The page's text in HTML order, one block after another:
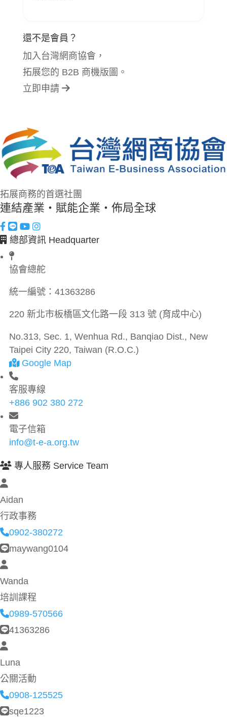
還不是會員？
加入台灣網商協會，
拓展您的 B2B 商機版圖。
立即申請
拓展商務的首選社團
連結產業・賦能企業・佈局全球
總部資訊 Headquarter
協會總舵
統一編號： 41363286
220 新北市板橋區文化路一段 313 號 (育成中心)
No.313, Sec. 1, Wenhua Rd., Banqiao Dist., New
Taipei City 220, Taiwan (R.O.C.)
Google Map
客服專線
+886 902 380 272
電子信箱
info@t-e-a.org.tw
專人服務 Service Team
Aidan
行政事務
0902-380272
maywang0104
Wanda
培訓課程
0989-570566
41363286
Luna
公關活動
0908-125525
sqe1223